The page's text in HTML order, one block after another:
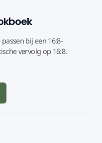
bij een 16:8-
vervolg op 16:8.